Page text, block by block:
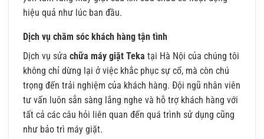
hiệu quả như lúc ban đầu.
Dịch vụ chăm sóc khách hàng tận tình
Dịch vụ sửa chữa máy giặt Teka tại Hà Nội của chúng tôi
không chỉ dừng lại ở việc khắc phục sự cố, mà còn chú
trọng đến trải nghiệm của khách hàng. Đội ngũ nhân viên
tư vấn luôn sẵn sàng lắng nghe và hỗ trợ khách hàng với
tất cả các câu hỏi liên quan đến quá trình sử dụng cũng
như bảo trì máy giặt.